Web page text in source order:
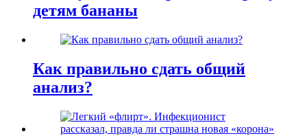
детям бананы
Как правильно сдать общий
анализ?